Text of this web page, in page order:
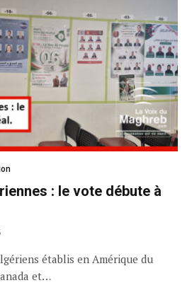
: le vote débute à
établis en Amérique du
et…